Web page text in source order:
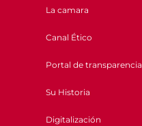
La camara
Canal Ético
Portal de transparencia
Su Historia
Digitalización